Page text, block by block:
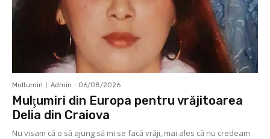
Multumiri Admin - 06/08/2026
Mulţumiri din Europa pentru vrăjitoarea
Delia din Craiova
Nu visam că o să ajung să mi se facă vrăji, mai ales că nu credeam